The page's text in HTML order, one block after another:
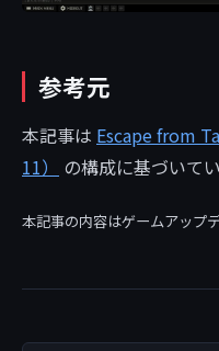
参考元
本記事は Escape from
11）
の構成に基づいてい
本記事の内容はゲームアップ